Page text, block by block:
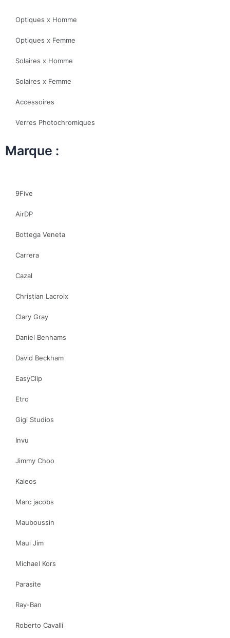
Optiques x Homme
Optiques x Femme
Solaires x Homme
Solaires x Femme
Accessoires
Verres Photochromiques
Marque :
9Five
AirDP
Bottega Veneta
Carrera
Cazal
Christian Lacroix
Clary Gray
Daniel Benhams
David Beckham
EasyClip
Etro
Gigi Studios
Invu
Jimmy Choo
Kaleos
Marc jacobs
Mauboussin
Maui Jim
Michael Kors
Parasite
Ray-Ban
Roberto Cavalli